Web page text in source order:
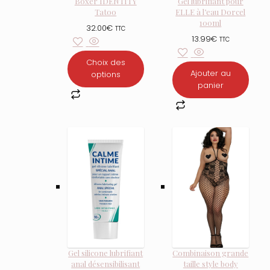
Tatoo
32.00€ TTC
Choix des
options
ELLE à l’eau Dorcel
100ml
13.99€ TTC
Ajouter au
panier
Gel silicone lubrifiant
anal désensibilisant
Combinaison grande
taille style body